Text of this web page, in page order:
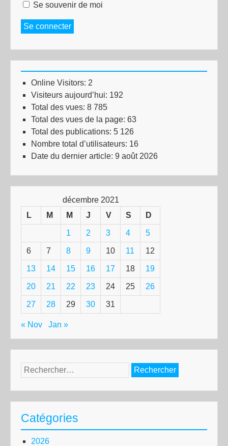
Se souvenir de moi
Se connecter
Online Visitors: 2
Visiteurs aujourd’hui: 192
Total des vues: 8 785
Total des vues de la page: 63
Total des publications: 5 126
Nombre total d’utilisateurs: 16
Date du dernier article: 9 août 2026
décembre 2021
L
M M J V S D
1 2 3 4 5
6 7 8 9 10 11 12
13 14 15 16 17 18 19
20 21 22 23 24 25 26
27 28 29 30 31
« Nov Jan »
Rechercher :
Catégories
2026